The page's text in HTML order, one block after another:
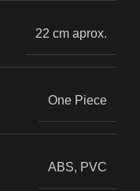
22 cm aprox.
One Piece
ABS, PVC